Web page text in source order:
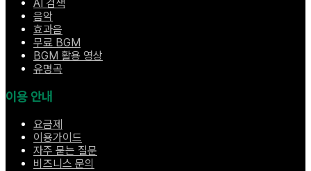
AI 검색
음악
효과음
무료 BGM
BGM 활용 영상
유명곡
이용 안내
요금제
이용가이드
자주 묻는 질문
비즈니스 문의